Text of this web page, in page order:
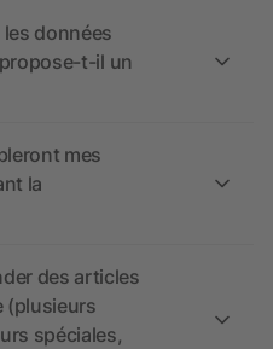
données
t-il un
mes
la
des articles
(plusieurs
spéciales,